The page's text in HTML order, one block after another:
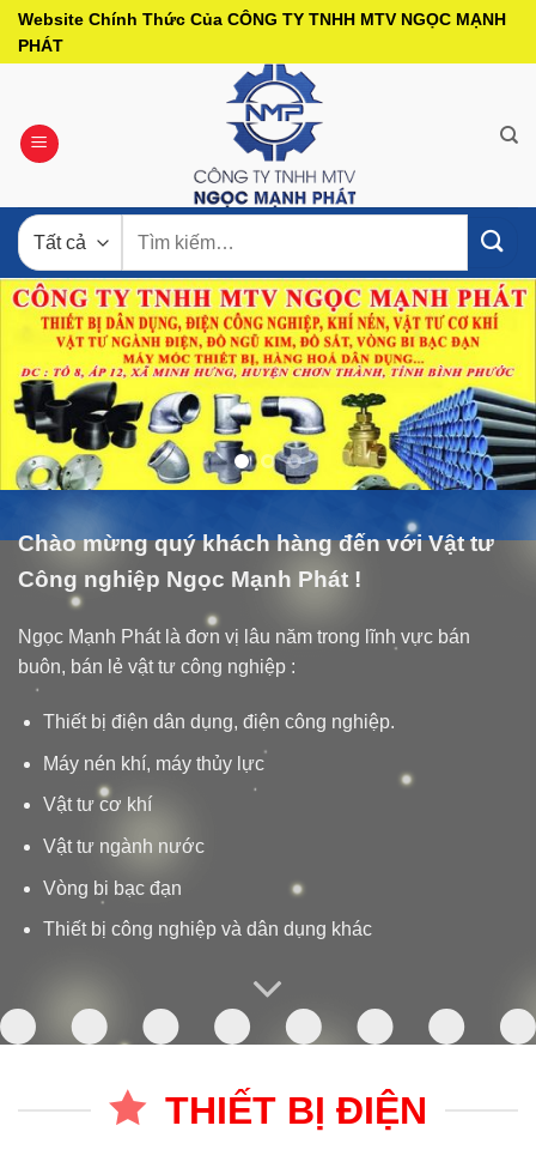
Bỏ
qua
Website Chính Thức Của CÔNG TY TNHH MTV NGỌC MẠNH
PHÁT
kiếm:
Chào mừng quý khách hàng đến với Vật tư
Công nghiệp Ngọc Mạnh Phát !
Ngọc Mạnh Phát là đơn vị lâu năm trong lĩnh vực bán
buôn, bán lẻ vật tư công nghiệp :
Thiết bị điện dân dụng, điện công nghiệp.
Máy nén khí, máy thủy lực
Vật tư cơ khí
Vật tư ngành nước
Vòng bi bạc đạn
Thiết bị công nghiệp và dân dụng khác
THIẾT BỊ ĐIỆN